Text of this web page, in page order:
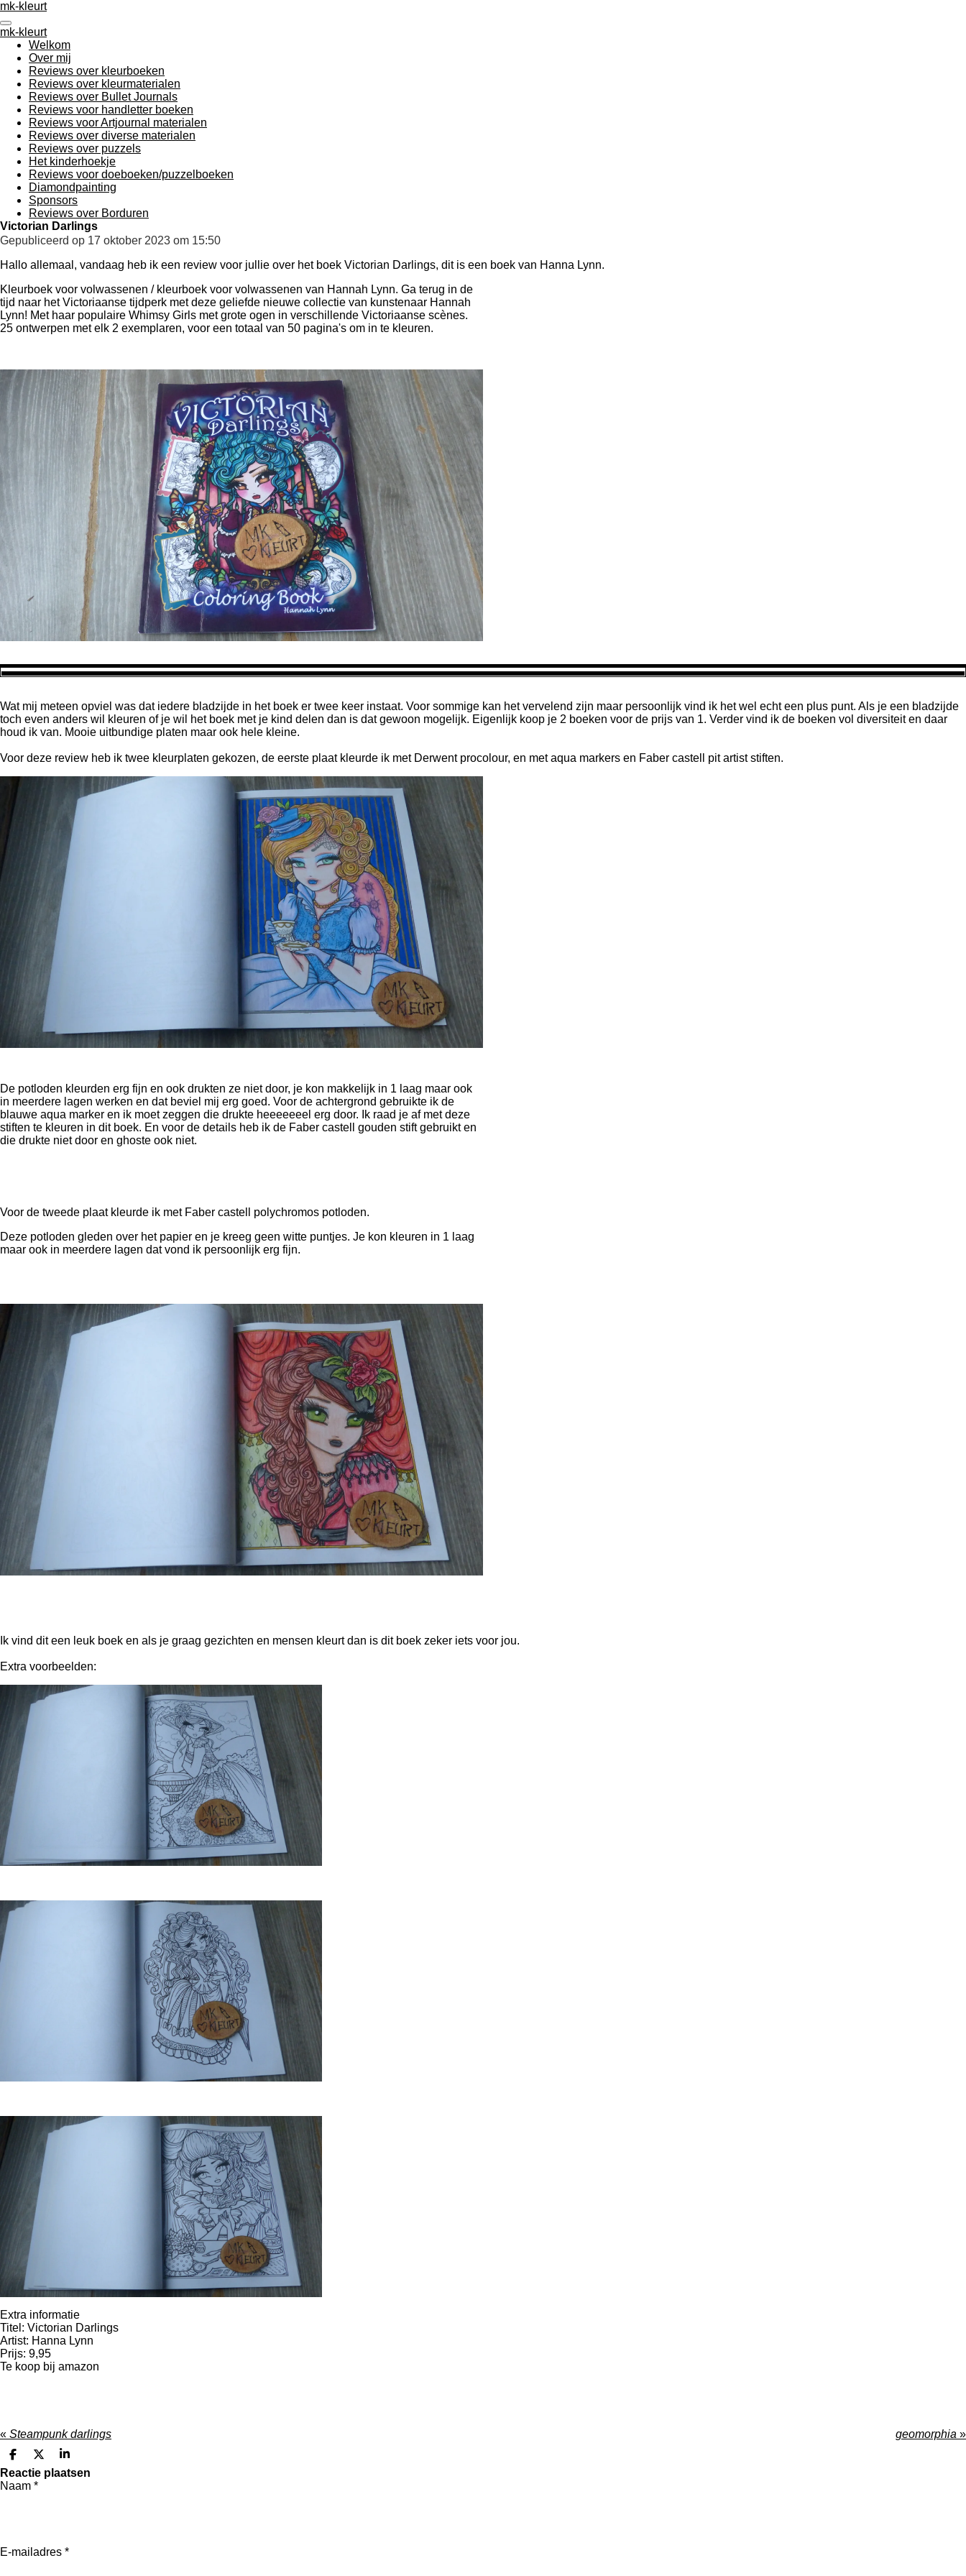
Ga
direct
naar
de
hoofdinhoud
mk-kleurt
mk-kleurt
Welkom
Over mij
Reviews over kleurboeken
Reviews over kleurmaterialen
Reviews over Bullet Journals
Reviews voor handletter boeken
Reviews voor Artjournal materialen
Reviews over diverse materialen
Reviews over puzzels
Het kinderhoekje
Reviews voor doeboeken/puzzelboeken
Diamondpainting
Sponsors
Reviews over Borduren
Victorian Darlings
Gepubliceerd op 17 oktober 2023 om 15:50
Hallo allemaal, vandaag heb ik een review voor jullie over het boek Victorian Darlings, dit is een boek van Hanna Lynn.
Kleurboek voor volwassenen / kleurboek voor volwassenen van Hannah Lynn. Ga terug in de
tijd naar het Victoriaanse tijdperk met deze geliefde nieuwe collectie van kunstenaar Hannah
Lynn! Met haar populaire Whimsy Girls met grote ogen in verschillende Victoriaanse scènes.
25 ontwerpen met elk 2 exemplaren, voor een totaal van 50 pagina's om in te kleuren.
Wat mij meteen opviel was dat iedere bladzijde in het boek er twee keer instaat. Voor sommige kan het vervelend zijn maar persoonlijk vind ik het wel echt een plus punt. Als je een bladzijde
toch even anders wil kleuren of je wil het boek met je kind delen dan is dat gewoon mogelijk. Eigenlijk koop je 2 boeken voor de prijs van 1. Verder vind ik de boeken vol diversiteit en daar
houd ik van. Mooie uitbundige platen maar ook hele kleine.
Voor deze review heb ik twee kleurplaten gekozen, de eerste plaat kleurde ik met Derwent procolour, en met aqua markers en Faber castell pit artist stiften.
De potloden kleurden erg fijn en ook drukten ze niet door, je kon makkelijk in 1 laag maar ook
in meerdere lagen werken en dat beviel mij erg goed. Voor de achtergrond gebruikte ik de
blauwe aqua marker en ik moet zeggen die drukte heeeeeeel erg door. Ik raad je af met deze
stiften te kleuren in dit boek. En voor de details heb ik de Faber castell gouden stift gebruikt en
die drukte niet door en ghoste ook niet.
Voor de tweede plaat kleurde ik met Faber castell polychromos potloden.
Deze potloden gleden over het papier en je kreeg geen witte puntjes. Je kon kleuren in 1 laag
maar ook in meerdere lagen dat vond ik persoonlijk erg fijn.
Ik vind dit een leuk boek en als je graag gezichten en mensen kleurt dan is dit boek zeker iets voor jou.
Extra voorbeelden:
Extra informatie
Titel: Victorian Darlings
Artist: Hanna Lynn
Prijs: 9,95
Te koop bij amazon
« Steampunk darlings geomorphia »
D
e
l
e
D
e
e
S
h
Reactie plaatsen
Naam *
E-mailadres *